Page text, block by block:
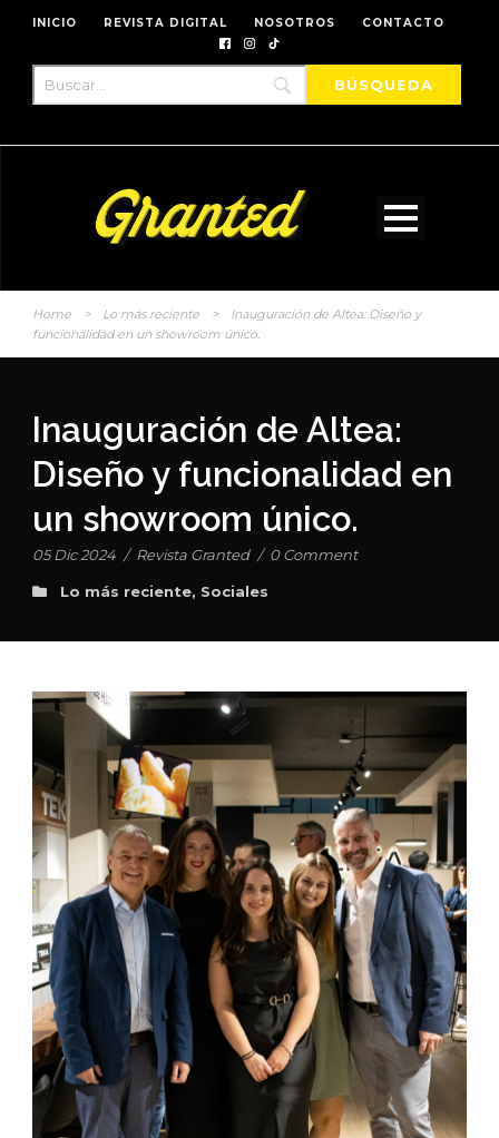
INICIO REVISTA DIGITAL NOSOTROS CONTACTO
Home > Lo más reciente >
Inauguración de Altea: Diseño y
funcionalidad en un showroom único.
Inauguración de Altea:
Diseño y funcionalidad en
un showroom único.
05 Dic 2024 / Revista Granted / 0 Comment
Lo más reciente, Sociales